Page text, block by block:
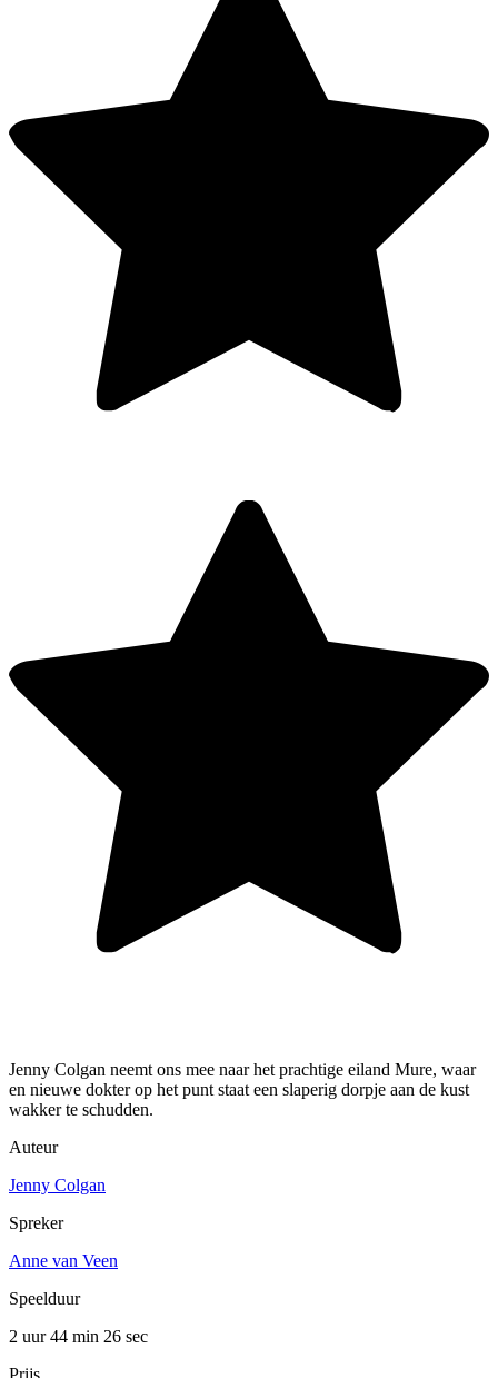
Jenny Colgan neemt ons mee naar het prachtige eiland Mure, waar
en nieuwe dokter op het punt staat een slaperig dorpje aan de kust
wakker te schudden.
Auteur
Jenny Colgan
Spreker
Anne van Veen
Speelduur
2 uur 44 min 26 sec
Prijs